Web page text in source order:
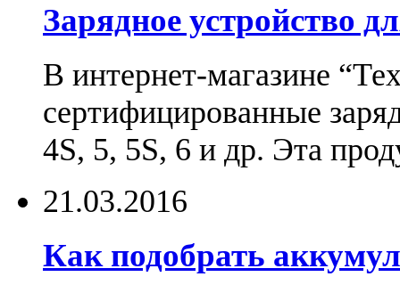
Зарядное устройство
В интернет-магазине
сертифицированные
4S, 5, 5S, 6 и др. Эта
21.03.2016
Как подобрать